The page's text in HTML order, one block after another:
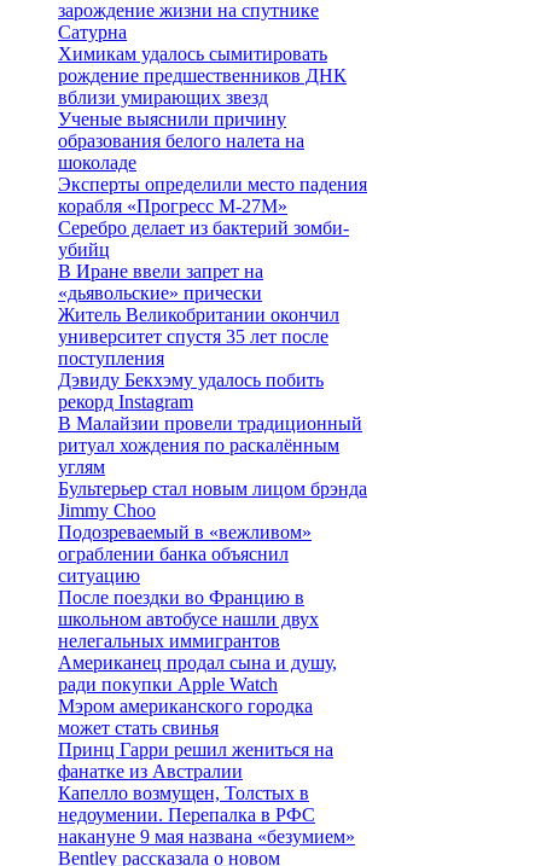
зарождение жизни на спутнике
Сатурна
Химикам удалось сымитировать
рождение предшественников ДНК
вблизи умирающих звезд
Ученые выяснили причину
образования белого налета на
шоколаде
Эксперты определили место падения
корабля «Прогресс М-27М»
Серебро делает из бактерий зомби-
убийц
В Иране ввели запрет на
«дьявольские» прически
Житель Великобритании окончил
университет спустя 35 лет после
поступления
Дэвиду Бекхэму удалось побить
рекорд Instagram
В Малайзии провели традиционный
ритуал хождения по раскалённым
углям
Бультерьер стал новым лицом брэнда
Jimmy Choo
Подозреваемый в «вежливом»
ограблении банка объяснил
ситуацию
После поездки во Францию в
школьном автобусе нашли двух
нелегальных иммигрантов
Американец продал сына и душу,
ради покупки Apple Watch
Мэром американского городка
может стать свинья
Принц Гарри решил жениться на
фанатке из Австралии
Капелло возмущен, Толстых в
недоумении. Перепалка в РФС
накануне 9 мая названа «безумием»
Bentley рассказала о новом